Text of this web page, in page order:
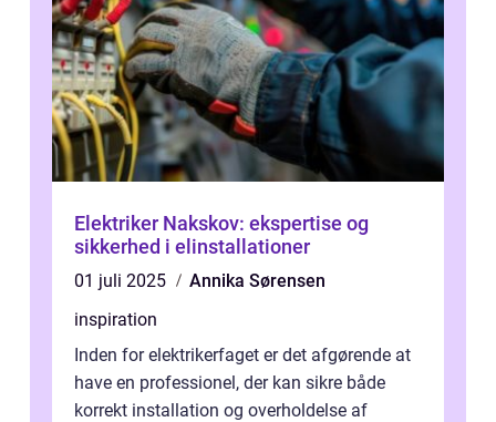
Elektriker Nakskov: ekspertise og
sikkerhed i elinstallationer
01 juli 2025
Annika Sørensen
inspiration
Inden for elektrikerfaget er det afgørende at
have en professionel, der kan sikre både
korrekt installation og overholdelse af